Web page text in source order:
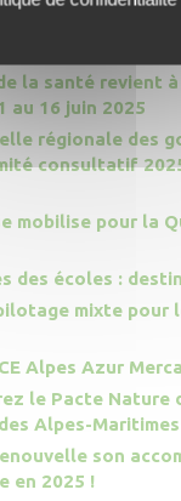
des écoles :
la santé revient
au 16 juin 2025
régionale des
consultatif
mobilise pour la
des écoles :
mixte pour
Alpes Azur
le Pacte Nature
Alpes-Maritimes
son
en 2025 !